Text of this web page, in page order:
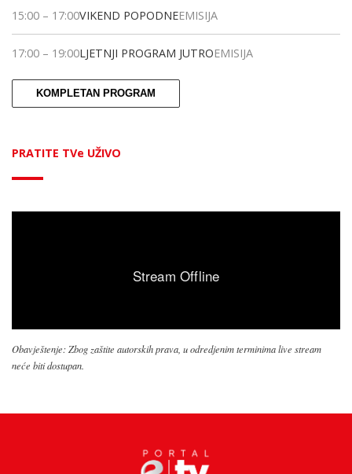
15:00 – 17:00VIKEND POPODNEEMISIJA
17:00 – 19:00LJETNJI PROGRAM JUTROEMISIJA
KOMPLETAN PROGRAM
PRATITE TVe UŽIVO
Obavještenje: Zbog zaštite autorskih prava, u odredjenim terminima live stream
neće biti dostupan.